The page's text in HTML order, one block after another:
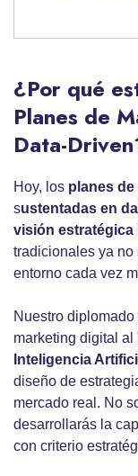
¿Por qué
Planes de
Data-
Hoy, los planes de
sustentadas en
visión estratégica
tradicionales ya no
entorno cada vez
Nuestro
marketing digital
Inteligencia
diseño de
mercado real. No
desarrollarás la
con criterio